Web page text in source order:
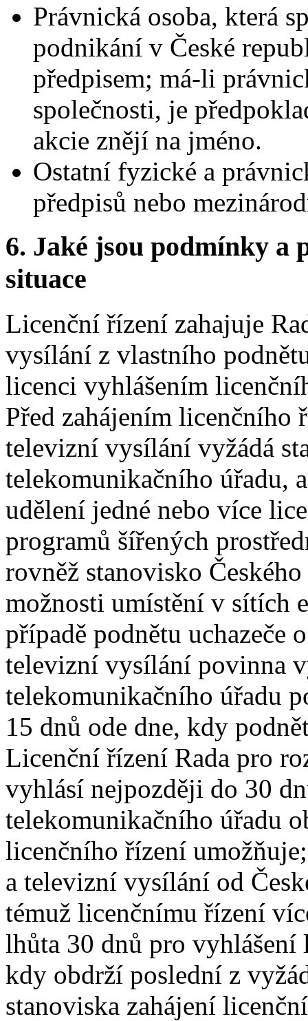
Právnická osoba, která
podnikání v České
předpisem; má-li
společnosti, je
akcie znějí na jméno.
Ostatní fyzické a
předpisů nebo
6. Jaké jsou podmínky a
situace
Licenční řízení zahajuje
vysílání z vlastního
licenci vyhlášením
Před zahájením licenčního
televizní vysílání vyžádá
telekomunikačního úřadu,
udělení jedné nebo více
programů šířených
rovněž stanovisko
možnosti umístění v sítích
případě podnětu uchazeče
televizní vysílání povinna
telekomunikačního úřadu
15 dnů ode dne, kdy
Licenční řízení Rada pro
vyhlásí nejpozději do 30
telekomunikačního úřadu
licenčního řízení
a televizní vysílání od
témuž licenčnímu řízení
lhůta 30 dnů pro vyhlášení
kdy obdrží poslední z
stanoviska zahájení